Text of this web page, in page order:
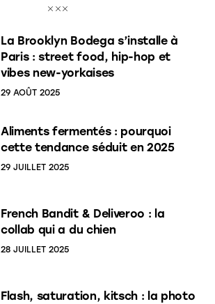
La Brooklyn Bodega s’installe à
Paris : street food, hip-hop et
vibes new-yorkaises
29 AOÛT 2025
Aliments fermentés : pourquoi
cette tendance séduit en 2025
29 JUILLET 2025
French Bandit & Deliveroo : la
collab qui a du chien
28 JUILLET 2025
Flash, saturation, kitsch : la photo